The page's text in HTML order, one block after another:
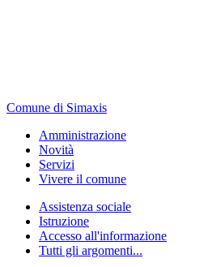
Comune di Simaxis
Amministrazione
Novità
Servizi
Vivere il comune
Assistenza sociale
Istruzione
Accesso all'informazione
Tutti gli argomenti...